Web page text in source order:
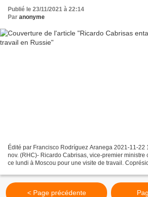
Publié le 23/11/2021 à 22:14
Par anonyme
Édité par Francisco Rodríguez Aranega 2021-11-22
nov. (RHC)- Ricardo Cabrisas, vice-premier ministre
ce lundi à Moscou pour une visite de travail.
< Page précédente